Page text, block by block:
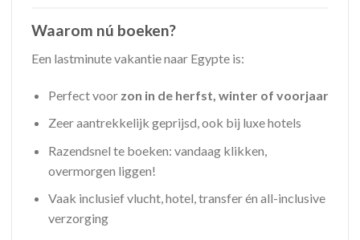
Waarom nú boeken?
Een lastminute vakantie naar Egypte is:
Perfect voor zon in de herfst, winter of voorjaar
Zeer aantrekkelijk geprijsd, ook bij luxe hotels
Razendsnel te boeken: vandaag klikken,
overmorgen liggen!
Vaak inclusief vlucht, hotel, transfer én all-inclusive
verzorging